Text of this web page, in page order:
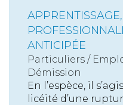
ANTICIPÉE
Particuliers /
Démission
En l’espèce, il
licéité d’une